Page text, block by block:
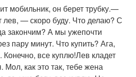
мобильник, он берет трубку.—
— скоро буду. Что делаю? С
закончим? А мы ужепочти
пару минут. Что купить? Ага,
все куплю!Лев кладет
Мол, как это так, тебе жена